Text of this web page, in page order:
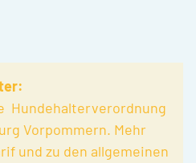
Hundehalterverordnung
Vorpommern. Mehr
und zu den allgemeinen